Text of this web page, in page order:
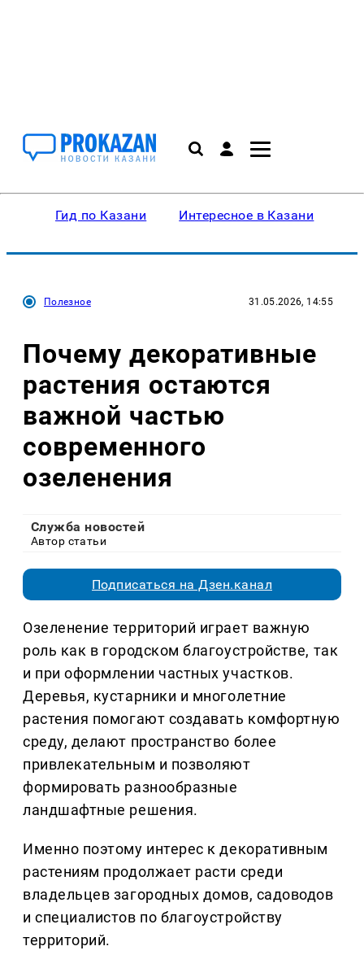
Гид по Казани Интересное в Казани
Полезное 31.05.2026, 14:55
Почему декоративные
растения остаются
важной частью
современного
озеленения
Служба новостей
Автор статьи
Подписаться на Дзен.канал
Озеленение территорий играет важную
роль как в городском благоустройстве, так
и при оформлении частных участков.
Деревья, кустарники и многолетние
растения помогают создавать комфортную
среду, делают пространство более
привлекательным и позволяют
формировать разнообразные
ландшафтные решения.
Именно поэтому интерес к декоративным
растениям продолжает расти среди
владельцев загородных домов, садоводов
и специалистов по благоустройству
территорий.